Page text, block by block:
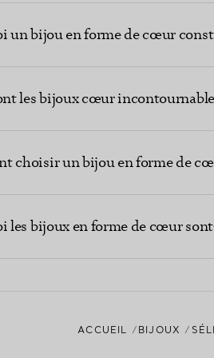
un bijou en forme de cœur
les bijoux cœur
choisir un bijou en forme de
les bijoux en forme de cœur
ACCUEIL BIJOUX